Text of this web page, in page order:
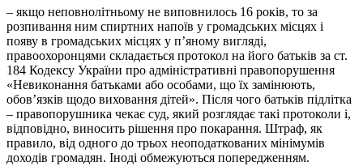
– якщо неповнолітньому не виповнилось 16 років, то за
розпивання ним спиртних напоїв у громадських місцях і
появу в громадських місцях у п’яному вигляді,
правоохоронцями складається протокол на його батьків за ст.
184 Кодексу України про адміністративні правопорушення
«Невиконання батьками або особами, що їх замінюють,
обов’язків щодо виховання дітей». Після чого батьків підлітка
– правопорушника чекає суд, який розглядає такі протоколи і,
відповідно, виносить рішення про покарання. Штраф, як
правило, від одного до трьох неоподаткованих мінімумів
доходів громадян. Іноді обмежуються попередженням.